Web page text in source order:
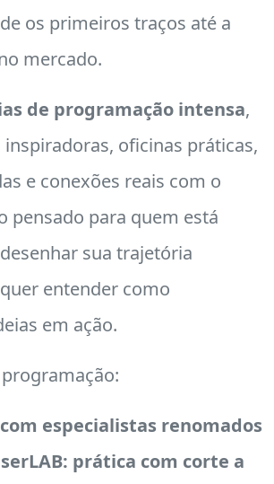
os primeiros traços até a
mercado.
de programação intensa,
oficinas práticas,
e conexões reais com o
pensado para quem está
sua trajetória
entender como
em ação.
especialistas renomados
prática com corte a